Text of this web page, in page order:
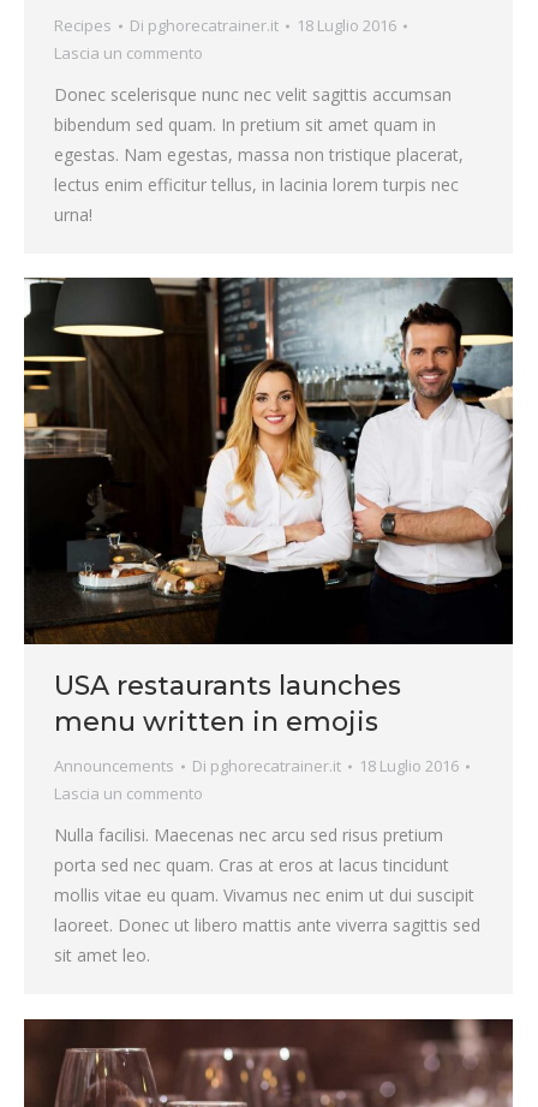
Recipes Di pghorecatrainer.it
18 Luglio 2016
Lascia un commento
Donec scelerisque nunc nec velit sagittis accumsan
bibendum sed quam. In pretium sit amet quam in
egestas. Nam egestas, massa non tristique placerat,
lectus enim efficitur tellus, in lacinia lorem turpis nec
urna!
USA restaurants launches
menu written in emojis
Announcements Di pghorecatrainer.it
18 Luglio 2016
Lascia un commento
Nulla facilisi. Maecenas nec arcu sed risus pretium
porta sed nec quam. Cras at eros at lacus tincidunt
mollis vitae eu quam. Vivamus nec enim ut dui suscipit
laoreet. Donec ut libero mattis ante viverra sagittis sed
sit amet leo.